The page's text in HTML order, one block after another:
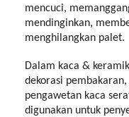
mencuci,
mendinginkan,
menghilangkan palet.
Dalam kaca &
dekorasi
pengawetan kaca
digunakan untuk